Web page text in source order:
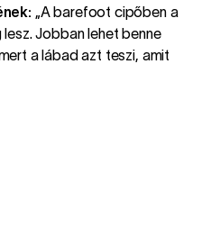
„A barefoot cipőben a
Jobban lehet benne
a lábad azt teszi, amit